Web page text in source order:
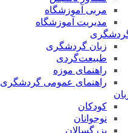
مربی آموزشگاه
مدیریت آموزشگاه
زبان گردشگری
طبیعت‌گردی
راهنمای موزه
راهنمای عمومی گردشگری
کودکان
نوجوانان
بزرگسالان